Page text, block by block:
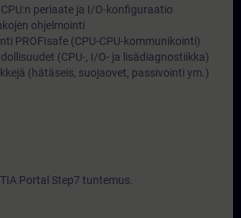
periaate ja I/O-konfiguraatio
ohjelmointi
PROFIsafe (CPU-CPU-kommunikointi)
(CPU-, I/O- ja lisädiagnostiikka)
(hätäseis, suojaovet, passivointi ym.)
Portal Step7 tuntemus.